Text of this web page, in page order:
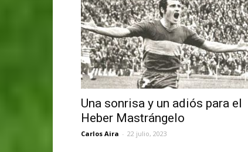
Una sonrisa y un adiós para el
Heber Mastrángelo
Carlos Aira - 22 julio, 2023